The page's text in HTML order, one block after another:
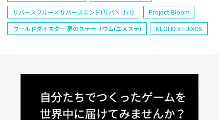
リバースブルー×リバースエンド(リバ×リバ)
Project Bloom
ワールドダイスター 夢のステラリウム(ユメステ)
NEOFID STUDIOS